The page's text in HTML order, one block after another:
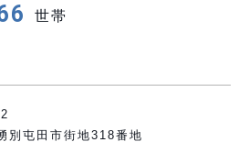
世帯
別屯田市街地318番地